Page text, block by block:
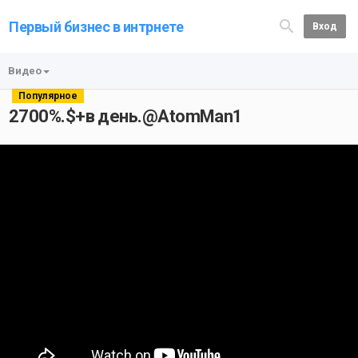
Первый бизнес в интрнете Вход
Видео
Популярное
2700%.$+в день.@AtomMan1